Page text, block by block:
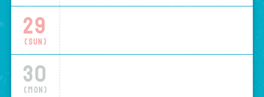
29
(Sun)
30
(Mon)